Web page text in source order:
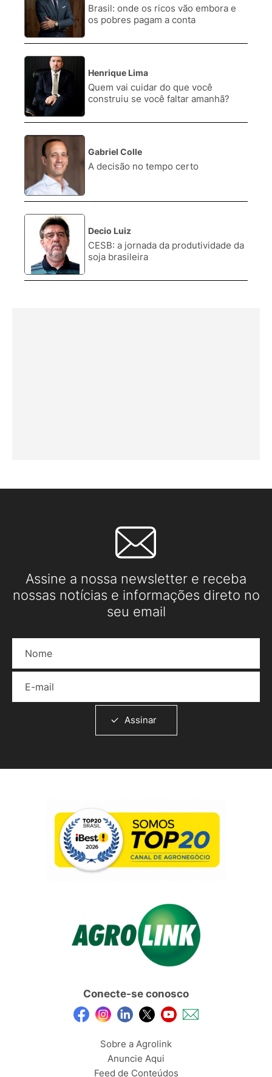
Brasil: onde os ricos vão embora e
os pobres pagam a conta
2.
Henrique Lima
Quem vai cuidar do que você
construiu se você faltar amanhã?
Gabriel Colle
A decisão no tempo certo
Decio Luiz
CESB: a jornada da produtividade da
soja brasileira
Assine a nossa newsletter e receba
nossas notícias e informações direto no
seu email
Assinar
Conecte-se conosco
Sobre a Agrolink
Anuncie Aqui
Feed de Conteúdos